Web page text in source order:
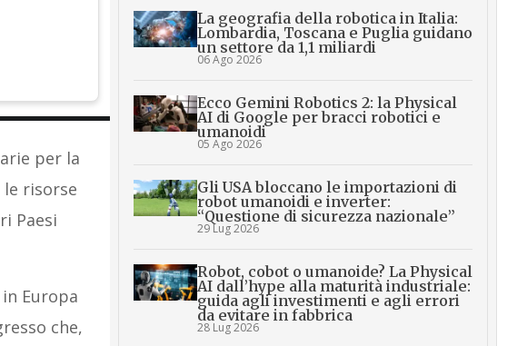
per la
risorse
Paesi
Europa
che,
La geografia della robotica in Italia:
Lombardia, Toscana e Puglia guidano
un settore da 1,1 miliardi
06 Ago 2026
Ecco Gemini Robotics 2: la Physical
AI di Google per bracci robotici e
umanoidi
05 Ago 2026
Gli USA bloccano le importazioni di
robot umanoidi e inverter:
“Questione di sicurezza nazionale”
29 Lug 2026
Robot, cobot o umanoide? La Physical
AI dall’hype alla maturità industriale:
guida agli investimenti e agli errori
da evitare in fabbrica
28 Lug 2026